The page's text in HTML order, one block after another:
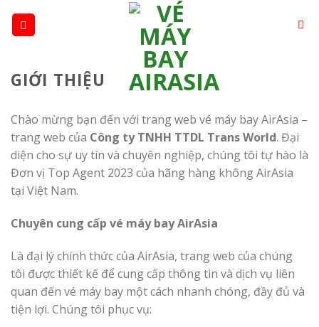
GIỚI THIỆU
Chào mừng bạn đến với trang web vé máy bay AirAsia –
trang web của Công ty TNHH TTDL Trans World. Đại
diện cho sự uy tín và chuyên nghiệp, chúng tôi tự hào là
Đơn vị Top Agent 2023 của hãng hàng không AirAsia
tại Việt Nam.
Chuyên cung cấp vé máy bay AirAsia
Là đại lý chính thức của AirAsia, trang web của chúng
tôi được thiết kế để cung cấp thông tin và dịch vụ liên
quan đến vé máy bay một cách nhanh chóng, đầy đủ và
tiện lợi. Chúng tôi phục vụ: